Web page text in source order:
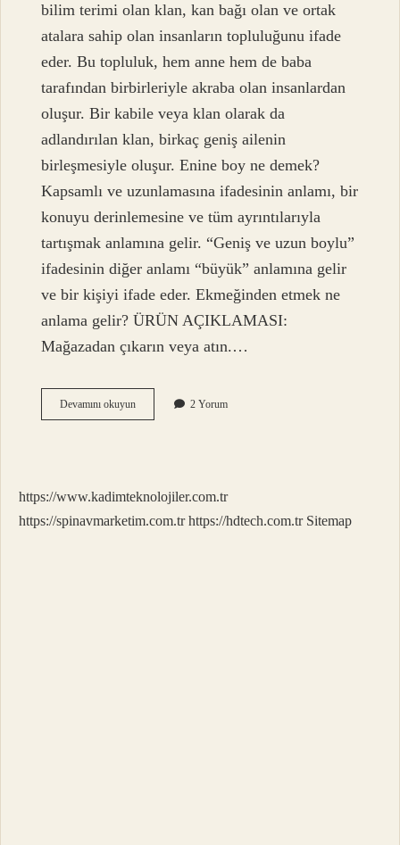
bilim terimi olan klan, kan bağı olan ve ortak
atalara sahip olan insanların topluluğunu ifade
eder. Bu topluluk, hem anne hem de baba
tarafından birbirleriyle akraba olan insanlardan
oluşur. Bir kabile veya klan olarak da
adlandırılan klan, birkaç geniş ailenin
birleşmesiyle oluşur. Enine boy ne demek?
Kapsamlı ve uzunlamasına ifadesinin anlamı, bir
konuyu derinlemesine ve tüm ayrıntılarıyla
tartışmak anlamına gelir. “Geniş ve uzun boylu”
ifadesinin diğer anlamı “büyük” anlamına gelir
ve bir kişiyi ifade eder. Ekmeğinden etmek ne
anlama gelir? ÜRÜN AÇIKLAMASI:
Mağazadan çıkarın veya atın.…
Devamını okuyunBoy
Gösteriyor
2 Yorum
https://www.kadimteknolojiler.com.tr
https://spinavmarketim.com.tr https://hdtech.com.tr Sitemap